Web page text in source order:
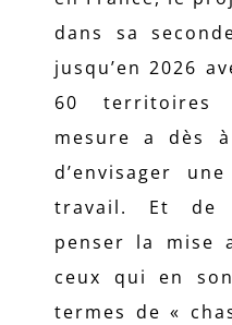
dans sa
jusqu’en 2026
60 territoires
mesure a dès
d’envisager
travail. Et de
penser la mise
ceux qui en
termes de «